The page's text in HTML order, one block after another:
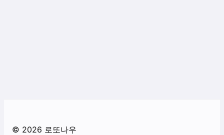
© 2026 로또나우